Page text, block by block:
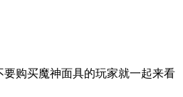
购买魔神面具的玩家就一起来看